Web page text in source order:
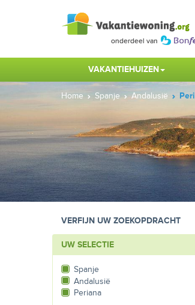
VAKANTIEHUIZEN
Home Spanje Andalusië
VERFIJN UW ZOEKOPDRACHT
UW SELECTIE
Spanje
Andalusië
Periana